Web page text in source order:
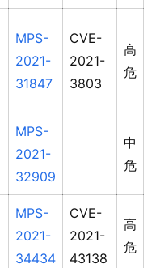
MPS-
2021-
31847
CVE-
2021-
3803
高
危
MPS-
2021-
32909
中
危
MPS-
2021-
34434
CVE-
2021-
43138
高
危